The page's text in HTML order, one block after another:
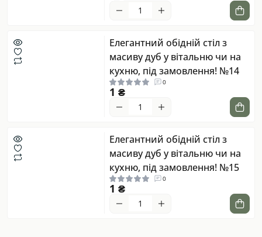
Елегантний обідній стіл з
масиву дуб у вітальню чи на
кухню, під замовлення! №14
0
1 ₴
Елегантний обідній стіл з
масиву дуб у вітальню чи на
кухню, під замовлення! №15
0
1 ₴